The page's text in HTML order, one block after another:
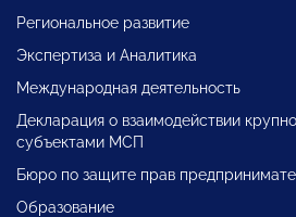
Региональное развитие
Экспертиза и Аналитика
Международная деятельность
Декларация о взаимодействии
субъектами МСП
Бюро по защите прав
Образование